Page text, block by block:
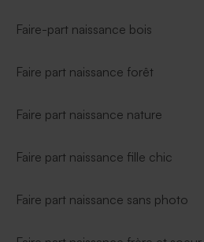
Faire-part naissance bois
Faire part naissance forêt
Faire part naissance nature
Faire part naissance fille chic
Faire part naissance sans photo